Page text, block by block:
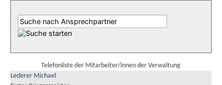
Telefonliste der Mitarbeiter/innen der Verwaltung
Lederer Michael